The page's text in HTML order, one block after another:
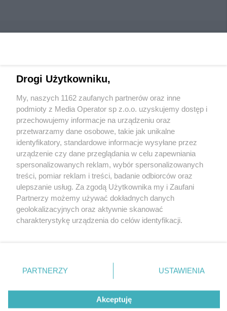
Wydawca mediów
Nie zapomnij
zapoznać się z:
polityką prywatności regulamin korzystania z portali
Twojemiasto
Piekary Śląskie
Chorzów
Tarnowskie Góry
Ruda Śląska
Świętochłowice
Zagłębie
Skontakuj sięz nami
Kontakt
Wydawca
Redakcja
Reklama
Drogi Użytkowniku,
My, naszych 1162 zaufanych partnerów oraz inne
podmioty z Media Operator sp z.o.o. uzyskujemy dostęp i
przechowujemy informacje na urządzeniu oraz
przetwarzamy dane osobowe, takie jak unikalne
identyfikatory, standardowe informacje wysyłane przez
urządzenie czy dane przeglądania w celu zapewniania
spersonalizowanych reklam, wybór spersonalizowanych
treści, pomiar reklam i treści, badanie odbiorców oraz
ulepszanie usług. Za zgodą Użytkownika my i Zaufani
Partnerzy możemy używać dokładnych danych
geolokalizacyjnych oraz aktywnie skanować
charakterystykę urządzenia do celów identyfikacji.
zmienić/wycofać klikając przycisk ustawień prywatności
znajdujący się w lewym dolnym rogu strony
rodzaje przetwarzania danych nie wymagają zgody
użytkownika, ale masz prawo sprzeciwić się takiemu
PARTNERZY USTAWIENIA
Akceptuję